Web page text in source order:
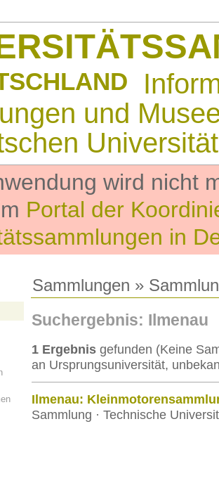
und
wird nicht
Portal der
in
Sammlungen »
Suchergebnis: Ilmenau
1 Ergebnis gefunden (Keine
an Ursprungsuniversität,
Ilmenau:
Sammlung · Technische